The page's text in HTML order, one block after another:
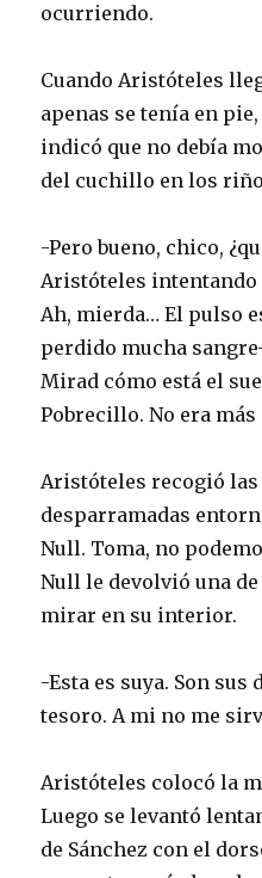
ocurriendo.
Cuando Aristóteles
apenas se tenía en
indicó que no debía
del cuchillo en los
-Pero bueno, chico,
Aristóteles
Ah, mierda… El pulso
perdido mucha
Mirad cómo está el
Pobrecillo. No era
Aristóteles recogió
desparramadas
Null. Toma, no
Null le devolvió una
mirar en su interior.
-Esta es suya. Son
tesoro. A mi no me
Aristóteles colocó la
Luego se levantó
de Sánchez con el